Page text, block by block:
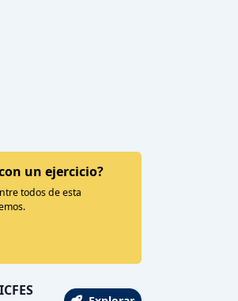
un ejercicio?
todos de esta